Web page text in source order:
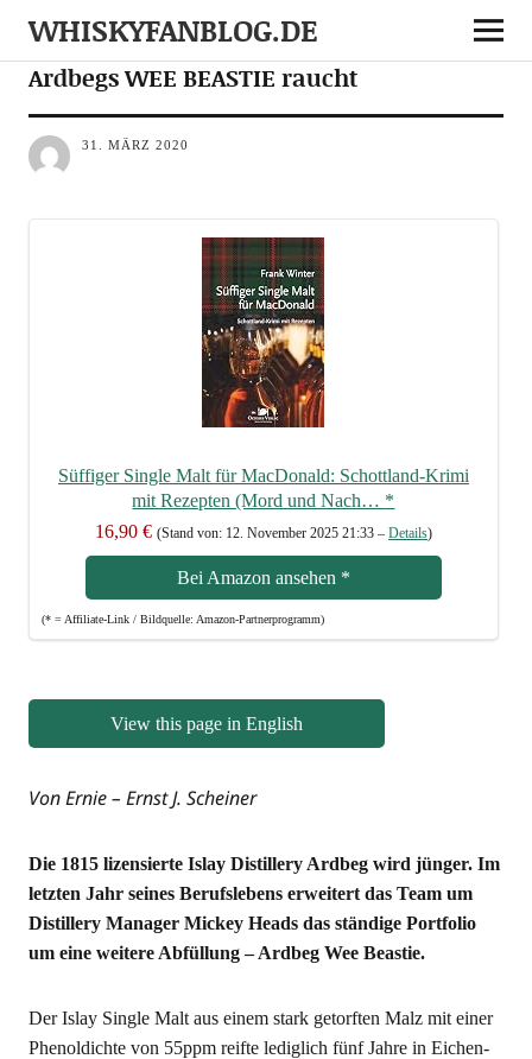
WHISKYFANBLOG.DE
NEWS NOTES
Ardbegs WEE BEASTIE raucht
31. MÄRZ 2020
Süf­fi­ger Sin­gle Malt für Mac­Do­nald: Schott­land-Kri­mi
mit Rezep­ten (Mord und Nach… *
16,90 € (Stand von: 12. Novem­ber 2025 21:33 – Details)
Bei Ama­zon anse­hen *
(* = Affi­lia­te-Link / Bild­quel­le: Amazon-Partnerprogramm)
View this page in English
Von Ernie – Ernst J. Scheiner
Die 1815 lizen­sier­te Islay Distil­lery Ard­beg wird jün­ger. Im
letz­ten Jahr sei­nes Berufs­le­bens erwei­tert das Team um
Distil­lery Mana­ger Mickey Heads das stän­di­ge Port­fo­lio
um eine wei­te­re Abfül­lung – Ard­beg Wee Beastie.
Der Islay Sin­gle Malt aus einem stark getorf­ten Malz mit einer
Phe­nol­dich­te von 55ppm reif­te ledig­lich fünf Jah­re in Eichen­